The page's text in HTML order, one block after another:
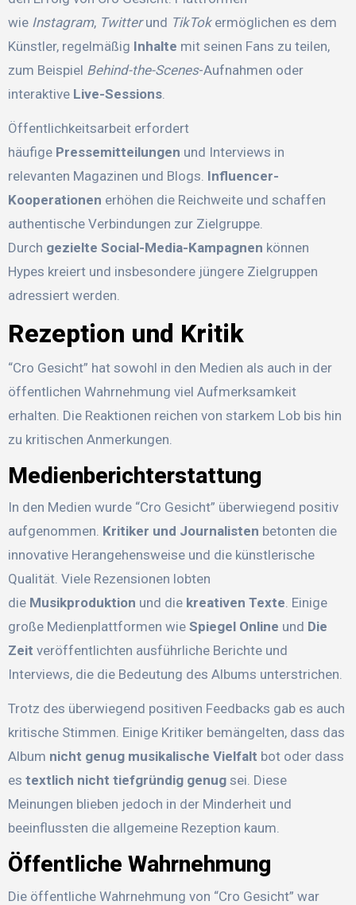
wie Instagram, Twitterund TikTokermöglichen es dem
Künstler, regelmäßig Inhalte mit seinen Fans zu teilen,
zum Beispiel Behind-the-Scenes-Aufnahmen oder
interaktive Live-Sessions.
Öffentlichkeitsarbeit erfordert
häufige Pressemitteilungen und Interviews in
relevanten Magazinen und Blogs. Influencer-
Kooperationen erhöhen die Reichweite und schaffen
authentische Verbindungen zur Zielgruppe.
Durch gezielte Social-Media-Kampagnen können
Hypes kreiert und insbesondere jüngere Zielgruppen
adressiert werden.
Rezeption und Kritik
“Cro Gesicht” hat sowohl in den Medien als auch in der
öffentlichen Wahrnehmung viel Aufmerksamkeit
erhalten. Die Reaktionen reichen von starkem Lob bis hin
zu kritischen Anmerkungen.
Medienberichterstattung
In den Medien wurde “Cro Gesicht” überwiegend positiv
aufgenommen. Kritiker und Journalisten betonten die
innovative Herangehensweise und die künstlerische
Qualität. Viele Rezensionen lobten
die Musikproduktion und die kreativen Texte. Einige
große Medienplattformen wie Spiegel Online und Die
Zeit veröffentlichten ausführliche Berichte und
Interviews, die die Bedeutung des Albums unterstrichen.
Trotz des überwiegend positiven Feedbacks gab es auch
kritische Stimmen. Einige Kritiker bemängelten, dass das
Album nicht genug musikalische Vielfalt bot oder dass
es textlich nicht tiefgründig genugsei. Diese
Meinungen blieben jedoch in der Minderheit und
beeinflussten die allgemeine Rezeption kaum.
Öffentliche Wahrnehmung
Die öffentliche Wahrnehmung von “Cro Gesicht” war